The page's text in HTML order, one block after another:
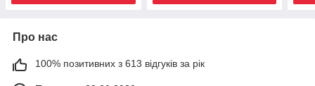
Про нас
100% позитивних з 613 відгуків за рік